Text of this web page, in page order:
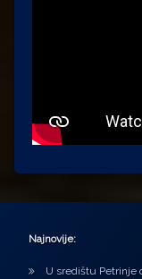
Najnovije:
U središtu Petrinje